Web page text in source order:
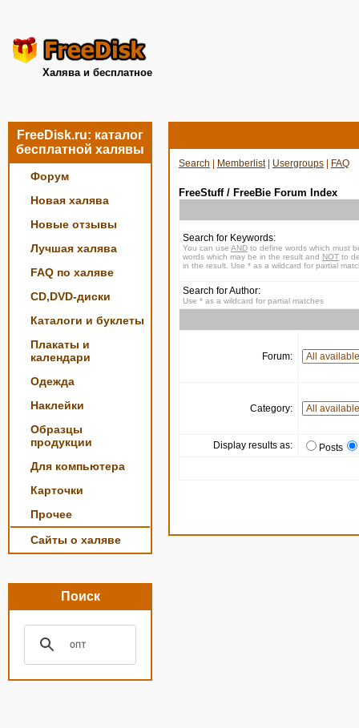
Халява и бесплатное
FreeDisk.ru: каталог
бесплатной халявы
Форум
Новая халява
Новые отзывы
Лучшая халява
FAQ по халяве
CD,DVD-диски
Каталоги и буклеты
Плакаты и
календари
Одежда
Наклейки
Образцы
продукции
Для компьютера
Карточки
Прочее
Сайты о халяве
Поиск
Search Memberlist| Usergroups FAQ
FreeStuff / FreeBie Forum Index
Search for Keywords:
You can use AND to define words which must
words which may be in the result and NOT to
in the result. Use * as a wildcard for partial
Search for Author:
Use * as a wildcard for partial matches
Forum:
Category:
Display results as: Posts